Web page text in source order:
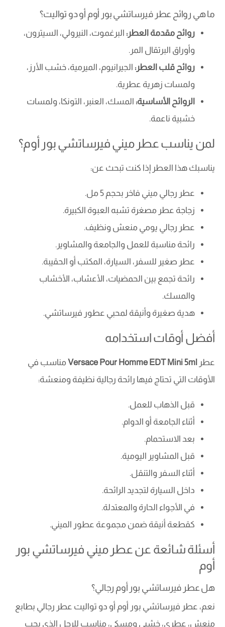
ما هي روائح عطر فيرساتشي بور أوم أو دو تواليت؟
روائح مقدمة العطر: البرغموت، النيرولي، السيترون،
وأوراق البرتقال المر.
روائح قلب العطر: الجيرانيوم، الميرمية، خشب الأرز،
ولمسات زهرية عطرية.
الروائح الأساسية: المسك، العنبر، التونكا، ولمسات
خشبية ناعمة.
لمن يناسب عطر ميني فيرساتشي بور أوم؟
يناسبك هذا العطر إذا كنت تبحث عن:
عطر رجالي ميني فاخر بحجم 5 مل.
زجاجة عطر مصغرة تشبه العبوة الكبيرة.
عطر رجالي يومي منعش ونظيف.
رائحة مناسبة للعمل والجامعة والمشاوير.
عطر صغير للسفر، السيارة، المكتب أو الحقيبة.
رائحة تجمع بين الحمضيات، الأعشاب، الأخشاب
والمسك.
هدية صغيرة وأنيقة لمحبي عطور فيرساتشي.
أفضل أوقات استخدامه
عطر Versace Pour Homme EDT Mini 5ml مناسب في
الأوقات التي تحتاج فيها رائحة رجالية نظيفة ومنعشة:
قبل الذهاب للعمل.
أثناء الجامعة أو الدوام.
بعد الاستحمام.
قبل المشاوير اليومية.
أثناء السفر والتنقل.
داخل السيارة لتجديد الرائحة.
في الأجواء الحارة والمعتدلة.
كقطعة أنيقة ضمن مجموعة عطور الميني.
أسئلة شائعة عن عطر ميني فيرساتشي بور
أوم
هل عطر فيرساتشي بور أوم رجالي؟
نعم، عطر فيرساتشي بور أوم أو دو تواليت عطر رجالي بطابع
منعش، عطري، خشبي ومسكي، مناسب للرجل الذي يحب